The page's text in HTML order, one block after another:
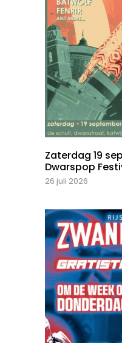
Zaterdag 19
Dwarspop
26 juli 2026